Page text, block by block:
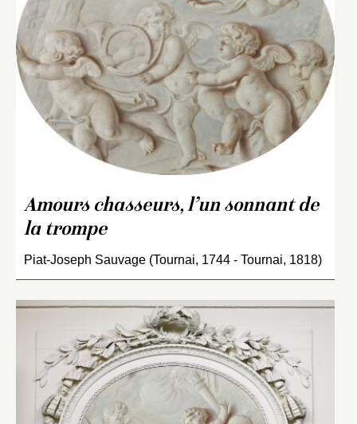
Amours chasseurs, l’un sonnant de
la trompe
Piat-Joseph Sauvage (Tournai, 1744 - Tournai, 1818)